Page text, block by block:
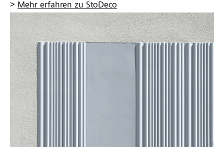
> Mehr erfahren zu StoDeco